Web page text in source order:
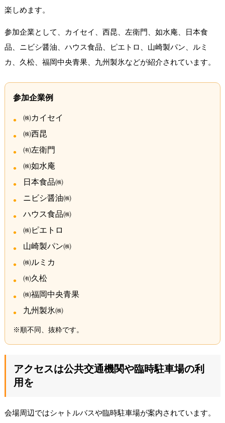
楽しめます。
参加企業として、カイセイ、西昆、左衛門、如水庵、日本食
品、ニビシ醤油、ハウス食品、ピエトロ、山崎製パン、ルミ
カ、久松、福岡中央青果、九州製氷などが紹介されています。
参加企業例
㈱カイセイ
㈱西昆
㈲左衛門
㈱如水庵
日本食品㈱
ニビシ醤油㈱
ハウス食品㈱
㈱ピエトロ
山崎製パン㈱
㈱ルミカ
㈲久松
㈱福岡中央青果
九州製氷㈱
※順不同、抜粋です。
アクセスは公共交通機関や臨時駐車場の利
用を
会場周辺ではシャトルバスや臨時駐車場が案内されています。